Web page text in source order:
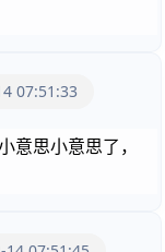
07:51:33
意思小意思了，